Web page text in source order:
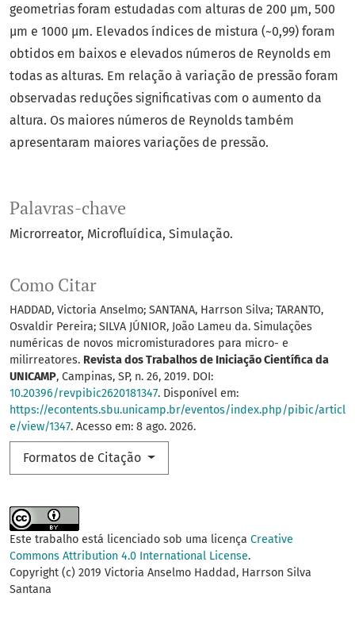
Palavras-chave
Microrreator Microfluídica Simulação.
Como Citar
HADDAD, Victoria Anselmo; SANTANA, Harrson Silva; TARANTO,
Osvaldir Pereira; SILVA JÚNIOR, João Lameu da. Simulações
numéricas de novos micromisturadores para micro- e
milirreatores. Revista dos Trabalhos de Iniciação Científica da
UNICAMP, Campinas, SP, n. 26, 2019. DOI:
10.20396/revpibic2620181347. Disponível em:
https://econtents.sbu.unicamp.br/eventos/index.php/pibic/articl
e/view/1347. Acesso em: 8 ago. 2026.
Formatos de Citação
geometrias foram estudadas com alturas de 200 µm, 500
µm e 1000 µm. Elevados índices de mistura (~0,99) foram
obtidos em baixos e elevados números de Reynolds em
todas as alturas. Em relação à variação de pressão foram
observadas reduções significativas com o aumento da
altura. Os maiores números de Reynolds também
apresentaram maiores variações de pressão.
Este trabalho está licenciado sob uma licença Creative
Commons Attribution 4.0 International License.
Copyright (c) 2019 Victoria Anselmo Haddad, Harrson Silva
Santana